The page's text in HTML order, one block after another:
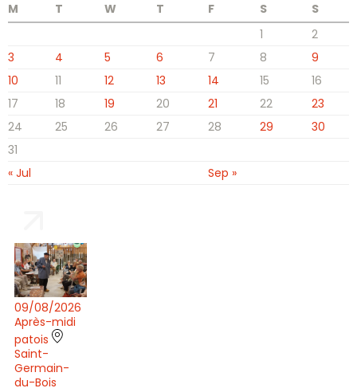
M
T W T F S
S
1
2
3
4 5 6 7 8
9
10
11 12 13 14 15
16
17
18 19 20 21 22
23
24
25 26 27 28 29
30
31
« Jul
Sep »
09/08/2026
Après-midi
patois
Saint-
Germain-
du-Bois